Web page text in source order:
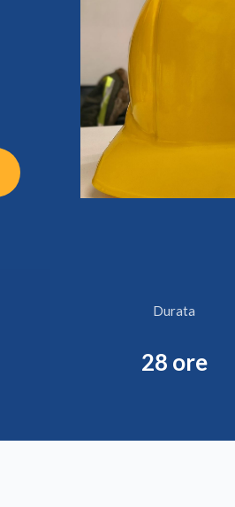
Durata
28 ore